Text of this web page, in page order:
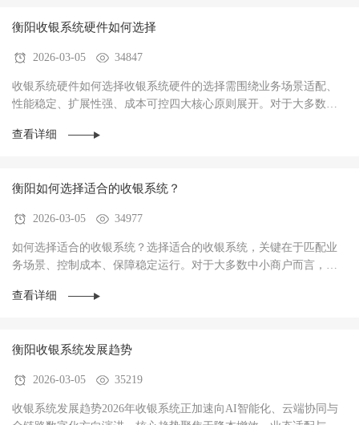
衡阳收银系统硬件如何选择
2026-03-05 34847
收银系统硬件如何选择收银系统硬件的选择需围绕‌业务场景适配、
性能稳定、扩展性强、成本可控‌四大核心原则展开。对于大多数商
查看详细
衡阳如何选择适合的收银系统？
2026-03-05 34977
如何选择适合的收银系统？选择适合的收银系统，关键在于‌匹配业
务场景、控制成本、保障稳定运行‌。对于大多数中小商户而言，优
查看详细
衡阳收银系统发展趋势
2026-03-05 35219
收银系统发展趋势2026年收银系统正加速向AI智能化、云端协同与